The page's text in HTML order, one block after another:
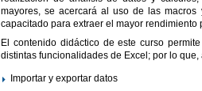
mayores, se acercará al uso de las
capacitado para extraer el mayor rendimiento
El contenido didáctico de este curso
distintas funcionalidades de Excel; por lo que,
Importar y exportar datos